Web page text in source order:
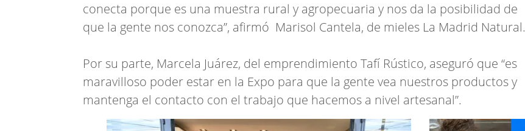
conecta porque es una muestra rural y agropecuaria y nos da la posibilidad de
que la gente nos conozca”, afirmó Marisol Cantela, de mieles La Madrid Natural.
Por su parte, Marcela Juárez, del emprendimiento Tafí Rústico, aseguró que “es
maravilloso poder estar en la Expo para que la gente vea nuestros productos y
mantenga el contacto con el trabajo que hacemos a nivel artesanal”.